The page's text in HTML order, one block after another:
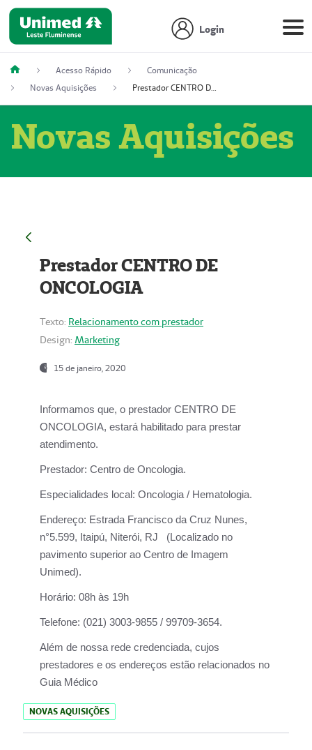
Login
Acesso Rápido
Comunicação
Novas Aquisições
Prestador CENTRO DE ONCOLOGIA
Novas Aquisições
Prestador CENTRO DE
ONCOLOGIA
Texto: Relacionamento com prestador
Design: Marketing
15 de janeiro, 2020
Informamos que, o prestador CENTRO DE
ONCOLOGIA, estará habilitado para prestar
atendimento.
Prestador: Centro de Oncologia.
Especialidades local: Oncologia / Hematologia.
Endereço: Estrada Francisco da Cruz Nunes,
n°5.599, Itaipú, Niterói, RJ (Localizado no
pavimento superior ao Centro de Imagem
Unimed).
Horário: 08h às 19h
Telefone: (021) 3003-9855 / 99709-3654.
Além de nossa rede credenciada, cujos
prestadores e os endereços estão relacionados no
Guia Médico
NOVAS AQUISIÇÕES